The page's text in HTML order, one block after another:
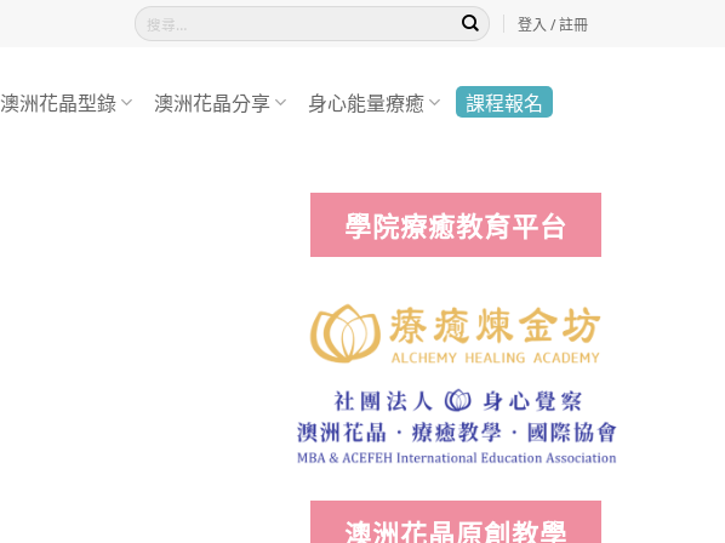
搜
尋
登入 / 註冊
澳洲花晶型錄 澳洲花晶分享 身心能量療癒 課程報名
學院療癒教育平台
澳洲花晶原創教學